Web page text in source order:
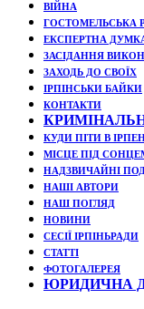
ВІЙНА
ГОСТОМЕЛЬСЬКА
ЕКСПЕРТНА
ЗАСІДАННЯ
ЗАХОДЬ ДО СВОЇХ
ІРПІНСЬКИ БАЙКИ
КОНТАКТИ
КУДИ ПІТИ В
МІСЦЕ ПІД
НАДЗВИЧАЙНІ
НАШІ АВТОРИ
НАШ ПОГЛЯД
НОВИНИ
СЕСІЇ ІРПІНЬРАДИ
СТАТТІ
ФОТОГАЛЕРЕЯ
ЮРИДИЧНА